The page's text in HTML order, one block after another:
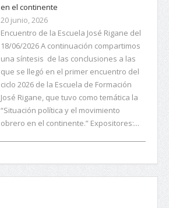
en el continente
20 junio, 2026
Encuentro de la Escuela José Rigane del
18/06/2026 A continuación compartimos
una síntesis de las conclusiones a las
que se llegó en el primer encuentro del
ciclo 2026 de la Escuela de Formación
José Rigane, que tuvo como temática la
“Situación política y el movimiento
obrero en el continente.” Expositores:...